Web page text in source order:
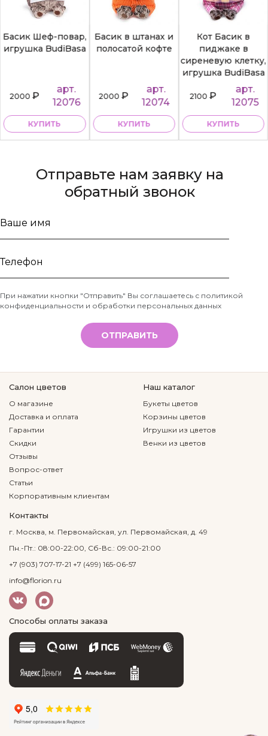
Басик Шеф-повар,
игрушка BudiBasa
2000₽
арт.
12076
КУПИТЬ
Басик в штанах и
полосатой кофте
2000₽
арт.
12074
КУПИТЬ
Кот Басик в
пиджаке в
сиреневую клетку,
игрушка BudiBasa
2100₽
арт.
12075
КУПИТЬ
Отправьте нам заявку на
обратный звонок
Ваше
Телефон
*
При нажатии кнопки "Отправить" Вы соглашаетесь с политикой
конфиденциальности и обработки персональных данных
ОТПРАВИТЬ
Салон цветов
О магазине
Доставка и оплата
Гарантии
Скидки
Отзывы
Вопрос-ответ
Статьи
Корпоративным клиентам
Наш каталог
Букеты цветов
Корзины цветов
Игрушки из цветов
Венки из цветов
Контакты
г. Москва, м. Первомайская, ул. Первомайская, д. 49
Пн.-Пт.: 08:00-22:00, Сб-Вс.: 09:00-21:00
+7 (903) 707-17-21 +7 (499) 165-06-57
info@florion.ru
Способы оплаты заказа